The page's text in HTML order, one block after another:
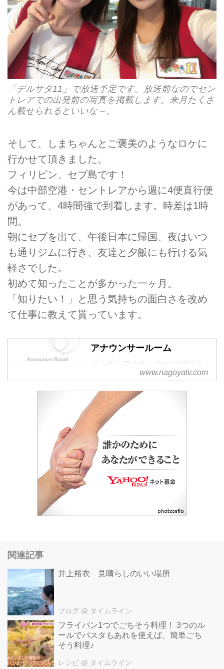
「デルサタ11」で放送予定です。放送前なのでセン
トレアでの出発前の写真を掲載します。来月たくさ
ん載せられるといいな～。
そして、しまちゃんとご褒美のようなロケに
行かせて頂きました。
フィリピン、セブ島です！
今は中部空港・セントレアから週に4便直行便
があって、4時間強で到着します。時差は1時
間。
朝にセブを出て、午後日本に帰国、夜はいつ
も通りジムに行き、友達と夕飯にも行ける気
軽さでした。
初めて知ったことが多かった一ヶ月。
「知りたい！」と思う気持ちの面白さを改め
て仕事に教えて貰っています。
アナウンサールーム
メ～テレアナウンサーのプロフィ
ールページです。www.nagoyatv.com
関連記事
井上裕衣 見晴らしのいい場所
ブログ @ タイムライン
フライパン1つでごちそう料理！ 3つのル
ールでパスタもあれを使えば、簡単ごち
そう料理♪
レシピ @ タイムライン